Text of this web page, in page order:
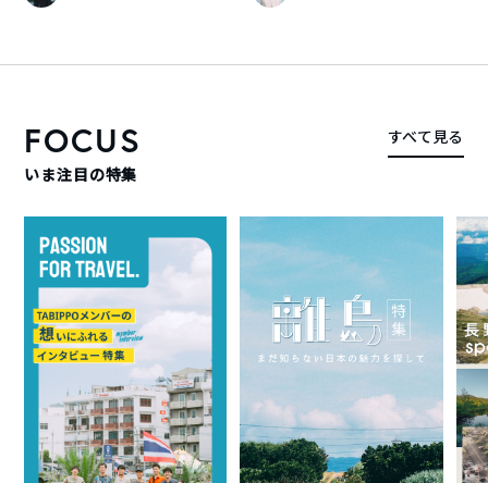
FOCUS
いま注目の特集
すべて見る